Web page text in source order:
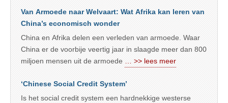
Van Armoede naar Welvaart: Wat Afrika kan leren van
China’s economisch wonder
China en Afrika delen een verleden van armoede. Waar
China er de voorbije veertig jaar in slaagde meer dan 800
miljoen mensen uit de armoede
… >> lees meer
‘Chinese Social Credit System’
Is het social credit system een hardnekkige westerse